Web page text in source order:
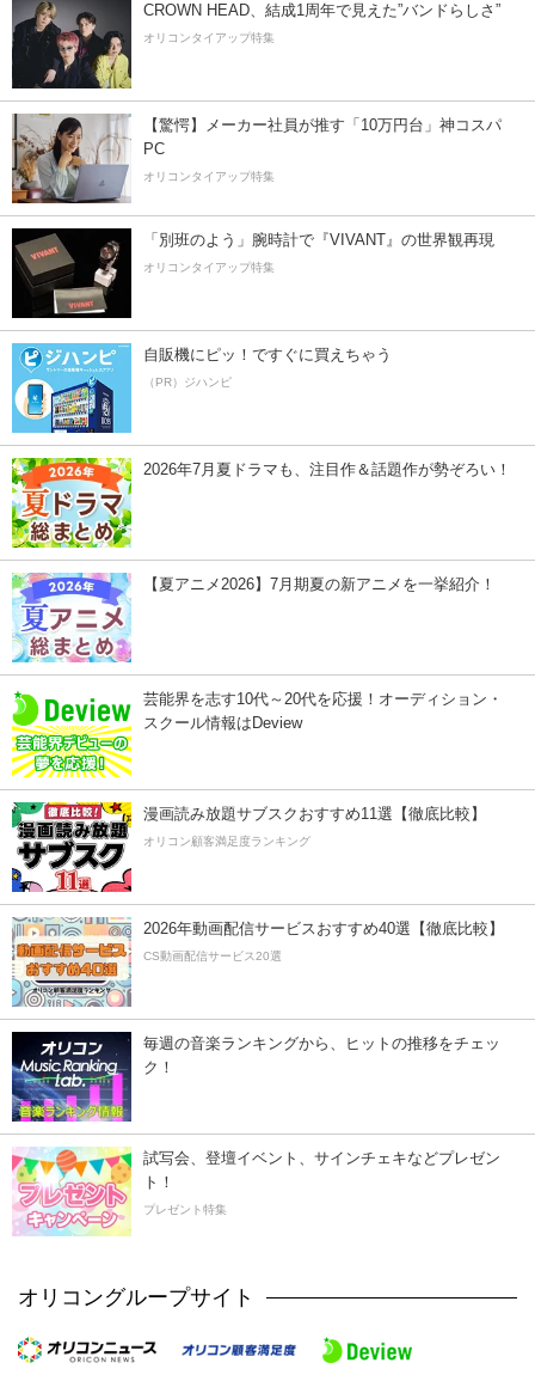
CROWN HEAD、結成1周年で見えた”バンドらしさ”
オリコンタイアップ特集
【驚愕】メーカー社員が推す「10万円台」神コスパ
PC
オリコンタイアップ特集
「別班のよう」腕時計で『VIVANT』の世界観再現
オリコンタイアップ特集
自販機にピッ！ですぐに買えちゃう
（PR）ジハンピ
2026年7月夏ドラマも、注目作＆話題作が勢ぞろい！
【夏アニメ2026】7月期夏の新アニメを一挙紹介！
芸能界を志す10代～20代を応援！オーディション・
スクール情報はDeview
漫画読み放題サブスクおすすめ11選【徹底比較】
オリコン顧客満足度ランキング
2026年動画配信サービスおすすめ40選【徹底比較】
CS動画配信サービス20選
毎週の音楽ランキングから、ヒットの推移をチェッ
ク！
試写会、登壇イベント、サインチェキなどプレゼン
ト！
プレゼント特集
オリコングループサイト